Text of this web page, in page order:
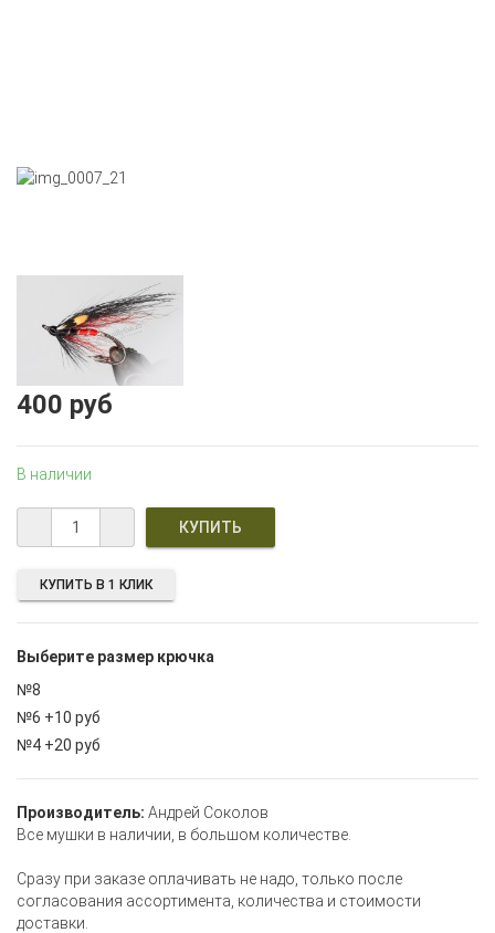
400 руб
В наличии
Выберите размер крючка
№8
№6 +10 руб
№4 +20 руб
КУПИТЬ В 1 КЛИК
Производитель: Андрей Соколов
Все мушки в наличии, в большом количестве.
Сразу при заказе оплачивать не надо, только после
согласования ассортимента, количества и стоимости
доставки.